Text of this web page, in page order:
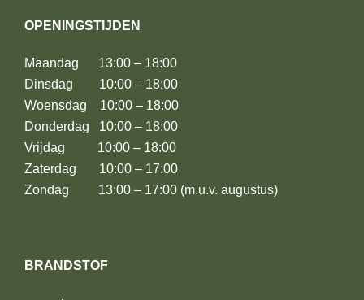
OPENINGSTIJDEN
Maandag 13:00 – 18:00
Dinsdag 10:00 – 18:00
Woensdag 10:00 – 18:00
Donderdag 10:00 – 18:00
Vrijdag 10:00 – 18:00
Zaterdag 10:00 – 17:00
Zondag 13:00 – 17:00 (m.u.v. augustus)
BRANDSTOF